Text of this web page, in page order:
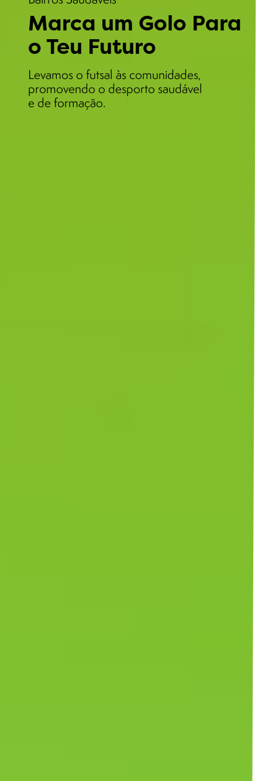
Marca um Golo Para
o Teu Futuro
Levamos o futsal às comunidades,
promovendo o desporto saudável
e de formação.